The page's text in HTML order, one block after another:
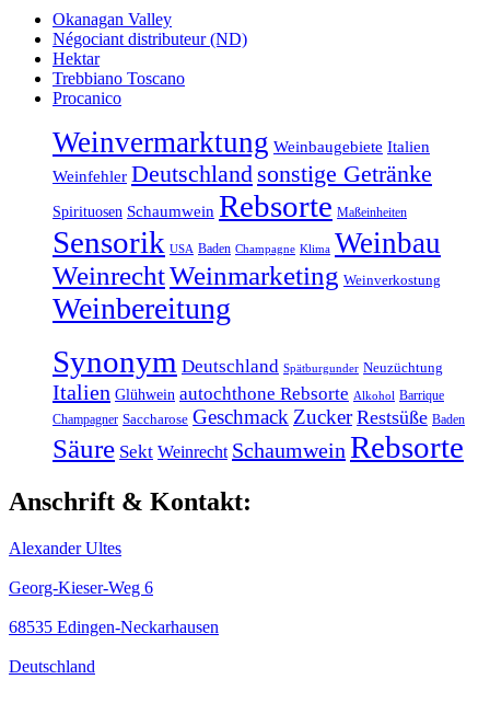
Okanagan Valley
Négociant distributeur (ND)
Hektar
Trebbiano Toscano
Procanico
Weinvermarktung Weinbaugebiete Italien
Weinfehler Deutschland sonstige Getränke
Spirituosen Schaumwein Rebsorte Maßeinheiten
Sensorik USA Baden Champagne Klima Weinbau
WeinrechtWeinmarketing Weinverkostung
Weinbereitung
Synonym Deutschland Spätburgunder Neuzüchtung
Italien Glühwein autochthone Rebsorte Alkohol Barrique
Champagner Saccharose Geschmack Zucker Restsüße Baden
Säure Sekt Weinrecht Schaumwein Rebsorte
Anschrift & Kontakt:
Alexander Ultes
Georg-Kieser-Weg 6
68535 Edingen-Neckarhausen
Deutschland